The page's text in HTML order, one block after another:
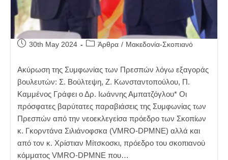
Post30th May 2024
PostΆρθρα / Μακεδονία-Σκοπιανό
Ακύρωση της Συμφωνίας των Πρεσπών λόγω εξαγοράς
βουλευτών: Σ. Βούλτεψη, Ζ. Κωνσταντοπούλου, Π.
Καμμένος Γράφει ο Δρ. Ιωάννης Αμπατζόγλου* Οι
πρόσφατες βαρύτατες παραβιάσεις της Συμφωνίας των
Πρεσπών από την νεοεκλεγείσα πρόεδρο των Σκοπίων
κ. Γκορντάνα Σιλιάνοφσκα (VMRO-DPMNE) αλλά και
από τον κ. Χρίστιαν Μίτσκοσκι, πρόεδρο του σκοπιανού
κόμματος VMRO-DPMNE που…